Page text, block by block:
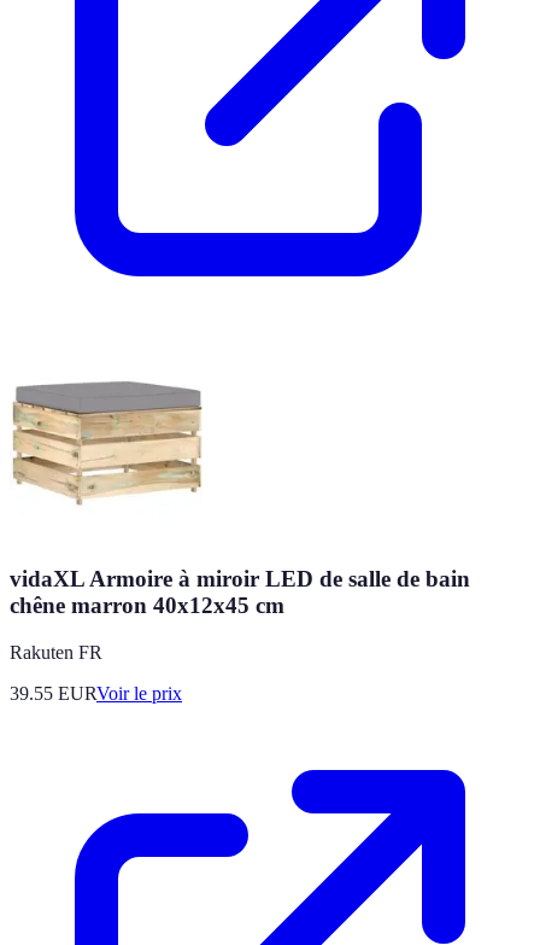
vidaXL Armoire à miroir LED de salle de bain
chêne marron 40x12x45 cm
Rakuten FR
39.55 EURVoir le prix